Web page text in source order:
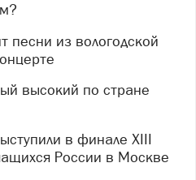
России в Москве